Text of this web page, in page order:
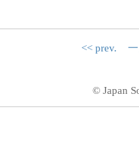
<< prev.
© Japan